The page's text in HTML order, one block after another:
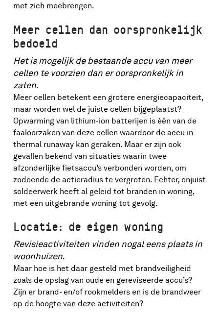
met zich meebrengen.
Meer cellen dan oorspronkelijk
bedoeld
Het is mogelijk de bestaande accu van meer
cellen te voorzien dan er oorspronkelijk in
zaten.
Meer cellen betekent een grotere energiecapaciteit,
maar worden wel de juiste cellen bijgeplaatst?
Opwarming van lithium-ion batterijen is één van de
faaloorzaken van deze cellen waardoor de accu in
thermal runaway kan geraken. Maar er zijn ook
gevallen bekend van situaties waarin twee
afzonderlijke fietsaccu’s verbonden worden, om
zodoende de actieradius te vergroten. Echter, onjuist
soldeerwerk heeft al geleid tot branden in woning,
met een uitgebrande woning tot gevolg.
Locatie: de eigen woning
Revisieactiviteiten vinden nogal eens plaats in
woonhuizen.
Maar hoe is het daar gesteld met brandveiligheid
zoals de opslag van oude en gereviseerde accu’s?
Zijn er brand- en/of rookmelders en is de brandweer
op de hoogte van deze activiteiten?